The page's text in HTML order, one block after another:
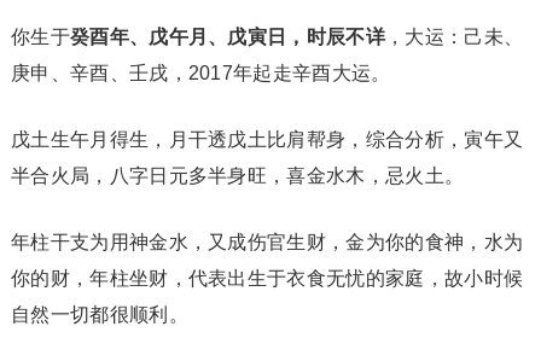
你生于癸酉年、戊午月、戊寅日，时辰不详，大运：己未、
庚申、辛酉、壬戌，2017年起走辛酉大运。
戊土生午月得生，月干透戊土比肩帮身，综合分析，寅午又
半合火局，八字日元多半身旺，喜金水木，忌火土。
年柱干支为用神金水，又成伤官生财，金为你的食神，水为
你的财，年柱坐财，代表出生于衣食无忧的家庭，故小时候
自然一切都很顺利。